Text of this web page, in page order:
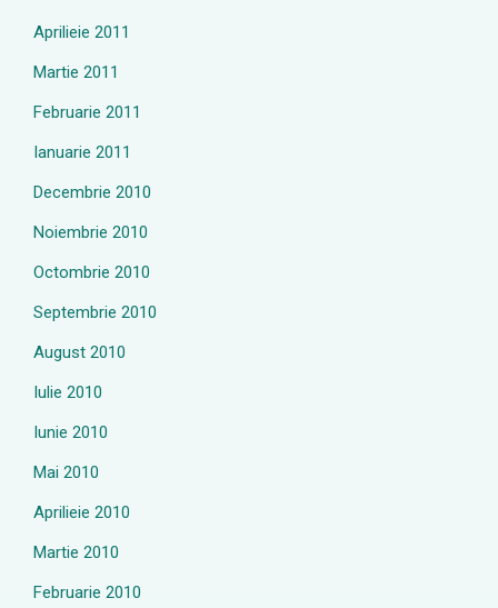
Aprilieie 2011
Martie 2011
Februarie 2011
Ianuarie 2011
Decembrie 2010
Noiembrie 2010
Octombrie 2010
Septembrie 2010
August 2010
Iulie 2010
Iunie 2010
Mai 2010
Aprilieie 2010
Martie 2010
Februarie 2010